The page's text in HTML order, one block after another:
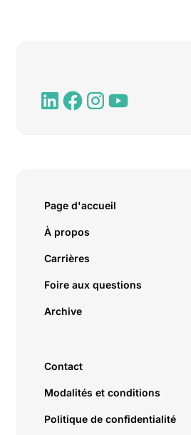
Page d'accueil
À propos
Carrières
Foire aux questions
Archive
Contact
Modalités et conditions
Politique de confidentialité